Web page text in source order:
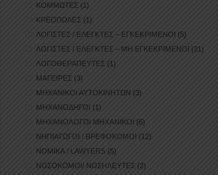
ΚΟΜΜΩΤΕΣ (1)
ΚΡΕΟΠΩΛΕΣ (1)
ΛΟΓΙΣΤΕΣ / ΕΛΕΓΚΤΕΣ – ΕΓΚΕΚΡΙΜΕΝΟΙ (5)
ΛΟΓΙΣΤΕΣ / ΕΛΕΓΚΤΕΣ – ΜΗ ΕΓΚΕΚΡΙΜΕΝΟΙ (21)
ΛΟΓΟΘΕΡΑΠΕΥΤΕΣ (1)
ΜΑΓΕΙΡΕΣ (3)
ΜΗΧΑΝΙΚΟΙ ΑΥΤΟΚΙΝΗΤΩΝ (3)
ΜΗΧΑΝΟΔΗΓΟΙ (1)
ΜΗΧΑΝΟΛΟΓΟΙ ΜΗΧΑΝΙΚΟΙ (6)
ΝΗΠΙΑΓΩΓΟΙ / ΒΡΕΦΟΚΟΜΟΙ (12)
ΝΟΜΙΚΑ / LAWYERS (5)
ΝΟΣΟΚΟΜΟΙ/ ΝΟΣΗΛΕΥΤΕΣ (2)